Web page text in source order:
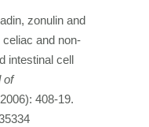
zonulin and
and non-
intestinal cell
of
408-19.